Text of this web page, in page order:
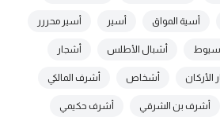
أسية المواق أسير أسير محررر
أسيوط أشبال الأطلس أشجار
الأركان أشخاص أشرف المالكي
أشرف بن الشرقي أشرف حكيمي